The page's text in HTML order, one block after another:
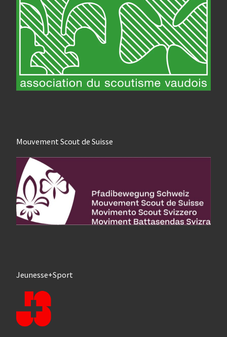
Mouvement Scout de Suisse
Jeunesse+Sport